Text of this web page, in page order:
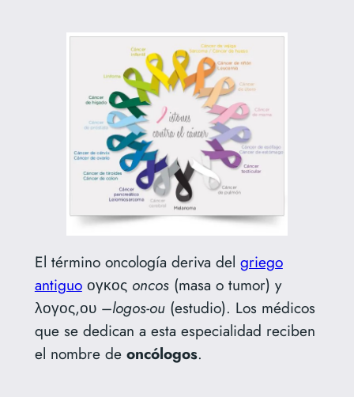
El término oncología deriva del griego
antiguoογκος oncos(masa o tumor) y
λογος,ου –logos-ou(estudio). Los médicos
que se dedican a esta especialidad reciben
el nombre de oncólogos.